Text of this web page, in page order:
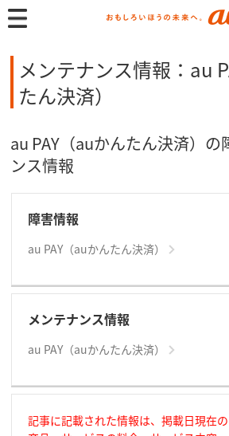
メンテナンス情報：au
たん決済）
au PAY（auかんたん決済）の
ンス情報
障害情報
au PAY（auかんたん決済）
メンテナンス情報
au PAY（auかんたん決済）
記事に記載された情報は、掲載日現在の